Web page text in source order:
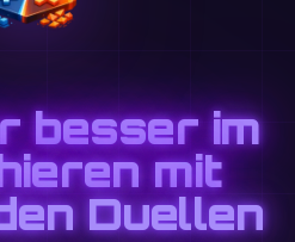
besser im
mit
Duellen